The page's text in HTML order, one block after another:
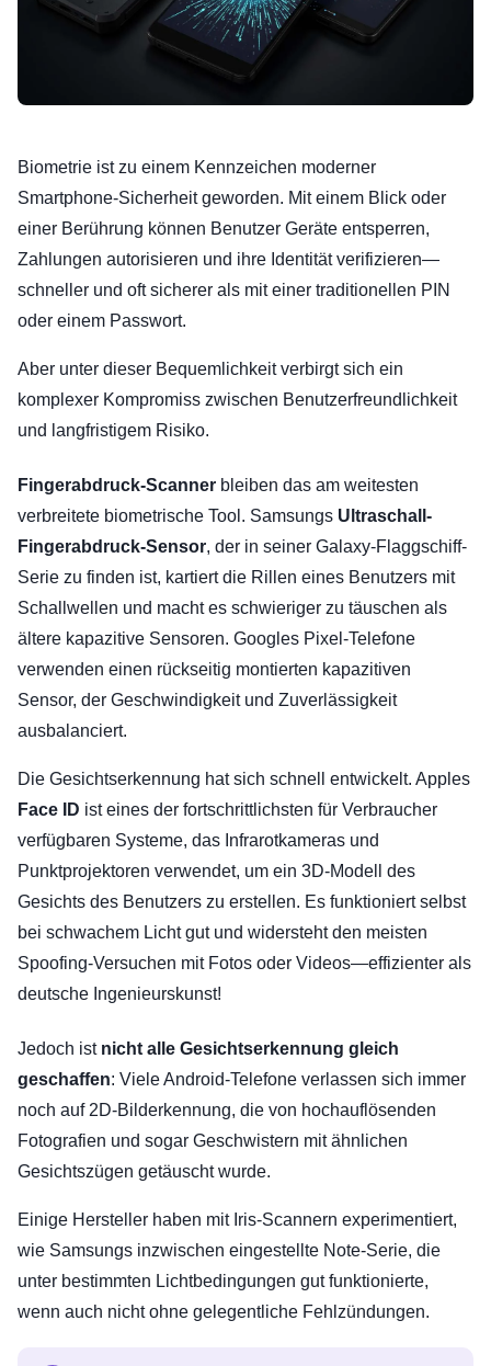
Biometrie ist zu einem Kennzeichen moderner
Smartphone-Sicherheit geworden. Mit einem Blick oder
einer Berührung können Benutzer Geräte entsperren,
Zahlungen autorisieren und ihre Identität verifizieren—
schneller und oft sicherer als mit einer traditionellen PIN
oder einem Passwort.
Aber unter dieser Bequemlichkeit verbirgt sich ein
komplexer Kompromiss zwischen Benutzerfreundlichkeit
und langfristigem Risiko.
Fingerabdruck-Scanner bleiben das am weitesten
verbreitete biometrische Tool. Samsungs Ultraschall-
Fingerabdruck-Sensor, der in seiner Galaxy-Flaggschiff-
Serie zu finden ist, kartiert die Rillen eines Benutzers mit
Schallwellen und macht es schwieriger zu täuschen als
ältere kapazitive Sensoren. Googles Pixel-Telefone
verwenden einen rückseitig montierten kapazitiven
Sensor, der Geschwindigkeit und Zuverlässigkeit
ausbalanciert.
Die Gesichtserkennung hat sich schnell entwickelt. Apples
Face ID ist eines der fortschrittlichsten für Verbraucher
verfügbaren Systeme, das Infrarotkameras und
Punktprojektoren verwendet, um ein 3D-Modell des
Gesichts des Benutzers zu erstellen. Es funktioniert selbst
bei schwachem Licht gut und widersteht den meisten
Spoofing-Versuchen mit Fotos oder Videos—effizienter als
deutsche Ingenieurskunst!
Jedoch ist nicht alle Gesichtserkennung gleich
geschaffen: Viele Android-Telefone verlassen sich immer
noch auf 2D-Bilderkennung, die von hochauflösenden
Fotografien und sogar Geschwistern mit ähnlichen
Gesichtszügen getäuscht wurde.
Einige Hersteller haben mit Iris-Scannern experimentiert,
wie Samsungs inzwischen eingestellte Note-Serie, die
unter bestimmten Lichtbedingungen gut funktionierte,
wenn auch nicht ohne gelegentliche Fehlzündungen.